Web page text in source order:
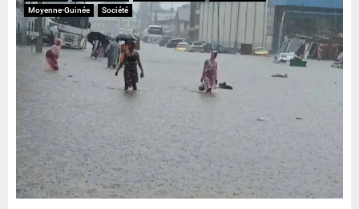
Moyenne-Guinée
Société